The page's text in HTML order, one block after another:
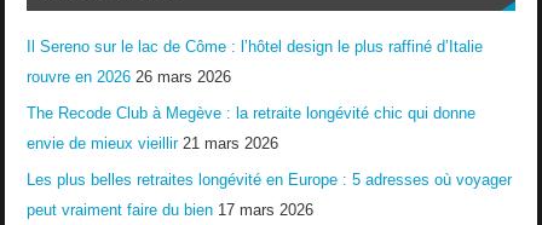
Il Sereno sur le lac de Côme : l’hôtel design le plus raffiné d’Italie
rouvre en 2026 26 mars 2026
The Recode Club à Megève : la retraite longévité chic qui donne
envie de mieux vieillir 21 mars 2026
Les plus belles retraites longévité en Europe : 5 adresses où voyager
peut vraiment faire du bien 17 mars 2026